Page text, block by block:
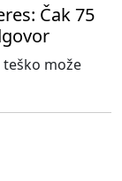
Čak 75
može